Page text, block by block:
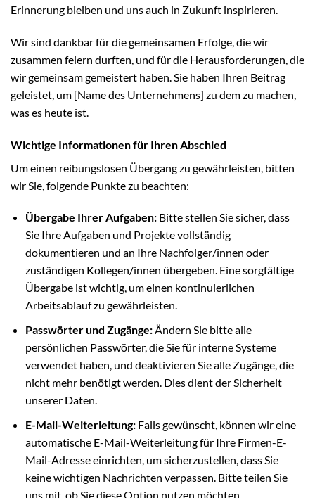
Erinnerung bleiben und uns auch in Zukunft inspirieren.
Wir sind dankbar für die gemeinsamen Erfolge, die wir
zusammen feiern durften, und für die Herausforderungen, die
wir gemeinsam gemeistert haben. Sie haben Ihren Beitrag
geleistet, um [Name des Unternehmens] zu dem zu machen,
was es heute ist.
Wichtige Informationen für Ihren Abschied
Um einen reibungslosen Übergang zu gewährleisten, bitten
wir Sie, folgende Punkte zu beachten:
Übergabe Ihrer Aufgaben:Bitte stellen Sie sicher, dass
Sie Ihre Aufgaben und Projekte vollständig
dokumentieren und an Ihre Nachfolger/innen oder
zuständigen Kollegen/innen übergeben. Eine sorgfältige
Übergabe ist wichtig, um einen kontinuierlichen
Arbeitsablauf zu gewährleisten.
Passwörter und Zugänge:Ändern Sie bitte alle
persönlichen Passwörter, die Sie für interne Systeme
verwendet haben, und deaktivieren Sie alle Zugänge, die
nicht mehr benötigt werden. Dies dient der Sicherheit
unserer Daten.
E-Mail-Weiterleitung:Falls gewünscht, können wir eine
automatische E-Mail-Weiterleitung für Ihre Firmen-E-
Mail-Adresse einrichten, um sicherzustellen, dass Sie
keine wichtigen Nachrichten verpassen. Bitte teilen Sie
uns mit, ob Sie diese Option nutzen möchten.